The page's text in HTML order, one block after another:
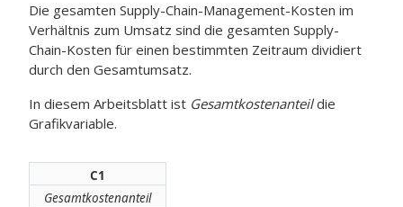
Die gesamten Supply-Chain-Management-Kosten im
Verhältnis zum Umsatz sind die gesamten Supply-
Chain-Kosten für einen bestimmten Zeitraum dividiert
durch den Gesamtumsatz.
In diesem Arbeitsblatt ist Gesamtkostenanteildie
Grafikvariable.
C1
Gesamtkostenanteil